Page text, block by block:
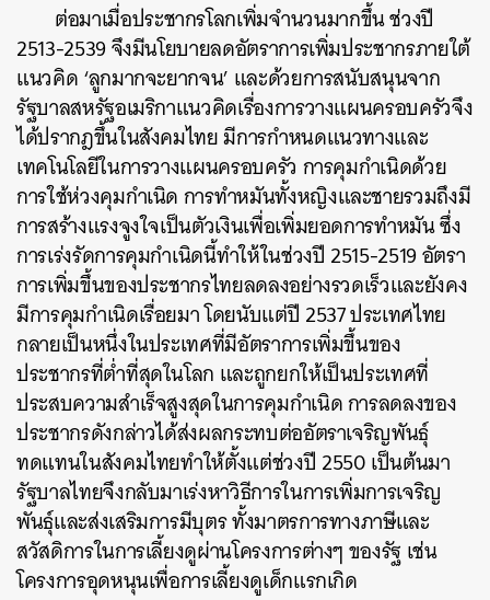
ต่อมาเมื่อประชากรโลกเพิ่มจำนวนมากขึ้น ช่วงปี
2513-2539 จึงมีนโยบายลดอัตราการเพิ่มประชากรภายใต้
แนวคิด ‘ลูกมากจะยากจน’ และด้วยการสนับสนุนจาก
รัฐบาลสหรัฐอเมริกาแนวคิดเรื่องการวางแผนครอบครัวจึง
ได้ปรากฎขึ้นในสังคมไทย มีการกำหนดแนวทางและ
เทคโนโลยีในการวางแผนครอบครัว การคุมกำเนิดด้วย
การใช้ห่วงคุมกำเนิด การทำหมันทั้งหญิงและชายรวมถึงมี
การสร้างแรงจูงใจเป็นตัวเงินเพื่อเพิ่มยอดการทำหมัน ซึ่ง
การเร่งรัดการคุมกำเนิดนี้ทำให้ในช่วงปี 2515-2519 อัตรา
การเพิ่มขึ้นของประชากรไทยลดลงอย่างรวดเร็วและยังคง
มีการคุมกำเนิดเรื่อยมา โดยนับแต่ปี 2537 ประเทศไทย
กลายเป็นหนึ่งในประเทศที่มีอัตราการเพิ่มขึ้นของ
ประชากรที่ต่ำที่สุดในโลก และถูกยกให้เป็นประเทศที่
ประสบความสำเร็จสูงสุดในการคุมกำเนิด การลดลงของ
ประชากรดังกล่าวได้ส่งผลกระทบต่ออัตราเจริญพันธุ์
ทดแทนในสังคมไทยทำให้ตั้งแต่ช่วงปี 2550 เป็นต้นมา
รัฐบาลไทยจึงกลับมาเร่งหาวิธีการในการเพิ่มการเจริญ
พันธุ์และส่งเสริมการมีบุตร ทั้งมาตรการทางภาษีและ
สวัสดิการในการเลี้ยงดูผ่านโครงการต่างๆ ของรัฐ เช่น
โครงการอุดหนุนเพื่อการเลี้ยงดูเด็กแรกเกิด